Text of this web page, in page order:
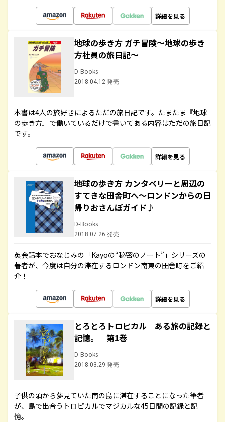
詳細を見る
地球の歩き方 ガチ冒険～地球の歩き
方社員の旅日記～
D-Books
2018.04.12 発売
本書は4人の旅好きによるただの旅日記です。たまたま『地球
の歩き方』で働いているだけで書いてある内容はただの旅日記
です。
詳細を見る
地球の歩き方 カンタベリーと周辺の
すてきな田舎町へ～ロンドンからの日
帰りおさんぽガイド♪
D-Books
2018.07.26 発売
英会話本でおなじみの「Kayoの“秘密のノート”」シリーズの
著者が、今度は自分の滞在するロンドン南東の田舎町をご紹
介！
詳細を見る
とろとろトロピカル ある旅の記録と
記憶。 第1巻
D-Books
2018.03.29 発売
子供の頃から夢見ていた南の島に滞在することになった筆者
が、島で出合うトロピカルでマジカルな45日間の記録と記
憶。